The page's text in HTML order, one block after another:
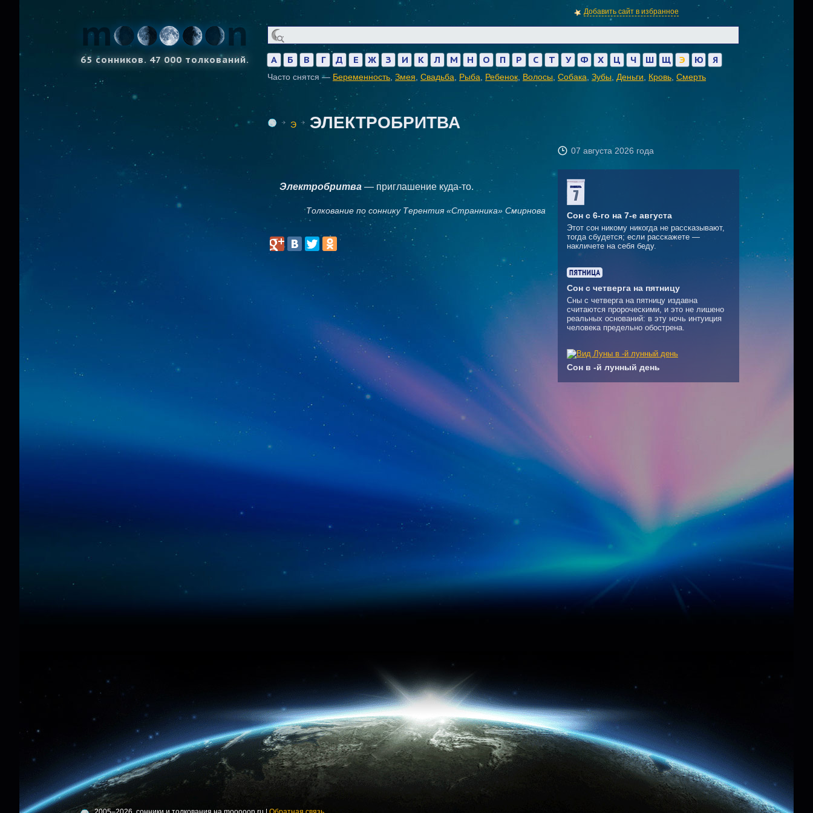
Добавить сайт в избранное
65 сонников. 47 000 толкований. А Б В Г Д Е Ж З И К Л М Н О П Р С Т У Ф Х Ц Ч Ш Щ Э Ю Я
Часто снятся — Беременность Змея Свадьба Рыба Ребенок Волосы Собака Зубы Деньги Кровь Смерть
Э ЭЛЕКТРОБРИТВА
07 августа 2026 года
Электробритва — приглашение куда-то.
Толкование по соннику Терентия «Странника» Смирнова Сон с 6-го на 7-е августа
Этот сон никому никогда не рассказывают,
тогда сбудется; если расскажете —
накличете на себя беду.
Сон с четверга на пятницу
Сны с четверга на пятницу издавна
считаются пророческими, и это не лишено
реальных оснований: в эту ночь интуиция
человека предельно обострена.
Сон в -й лунный день